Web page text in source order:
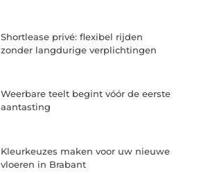
Shortlease privé: flexibel rijden
zonder langdurige verplichtingen
Weerbare teelt begint vóór de eerste
aantasting
Kleurkeuzes maken voor uw nieuwe
vloeren in Brabant